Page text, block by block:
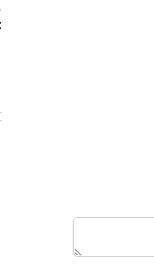
:۱۳-۱۷